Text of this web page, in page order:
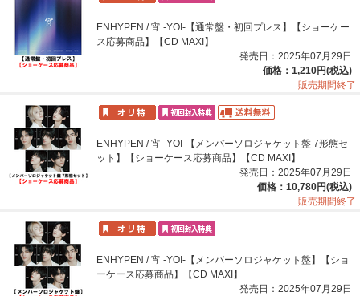
ENHYPEN / 宵 -YOI-【通常盤・初回プレス】【ショーケー
ス応募商品】【CD MAXI】
発売日：2025年07月29日
価格：1,210円(税込)
販売期間終了
ENHYPEN / 宵 -YOI-【メンバーソロジャケット盤 7形態セ
ット】【ショーケース応募商品】【CD MAXI】
発売日：2025年07月29日
価格：10,780円(税込)
販売期間終了
ENHYPEN / 宵 -YOI-【メンバーソロジャケット盤】【ショ
ーケース応募商品】【CD MAXI】
発売日：2025年07月29日